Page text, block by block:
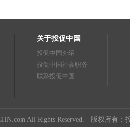
关于投促中国
投促中国介绍
投促中国社会职务
联系投促中国
All Rights Reserved. 版权所有：